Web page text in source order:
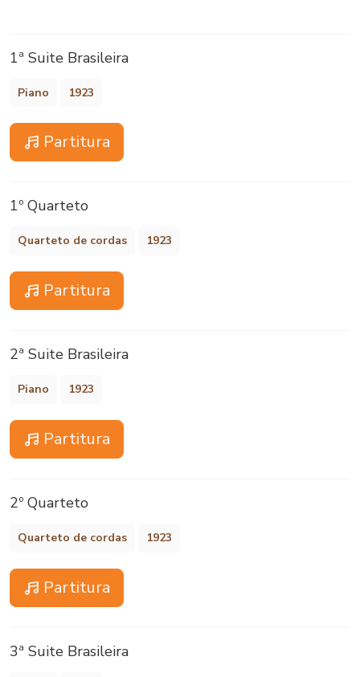
1ª Suite Brasileira
Piano 1923
Partitura
1º Quarteto
Quarteto de cordas 1923
Partitura
2ª Suite Brasileira
Piano 1923
Partitura
2º Quarteto
Quarteto de cordas 1923
Partitura
3ª Suite Brasileira